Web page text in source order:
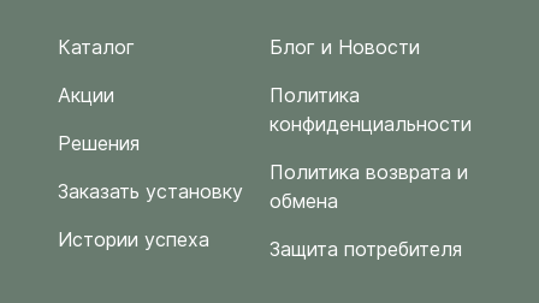
Каталог
Акции
Решения
Заказать установку
Истории успеха
Блог и Новости
Политика
конфиденциальности
Политика возврата и
обмена
Защита потребителя